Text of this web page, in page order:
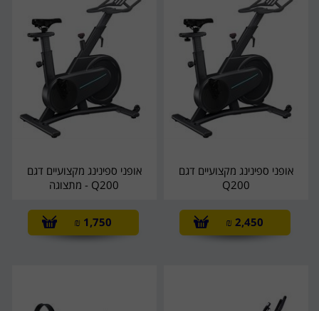
אופני ספינינג מקצועיים דגם
Q200
2,450
₪
אופני ספינינג מקצועיים דגם
Q200 - מתצוגה
1,750
₪